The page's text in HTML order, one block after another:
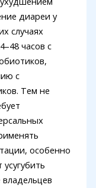
диареи у
случаях
часов с
с
Тем не
особенно